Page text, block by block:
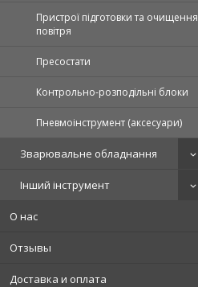
Пристрої підготовки та очищення
повітря
Пресостати
Контрольно-розподільні блоки
Пневмоінструмент (аксесуари)
Зварювальне обладнання
Інший інструмент
О нас
Отзывы
Доставка и оплата